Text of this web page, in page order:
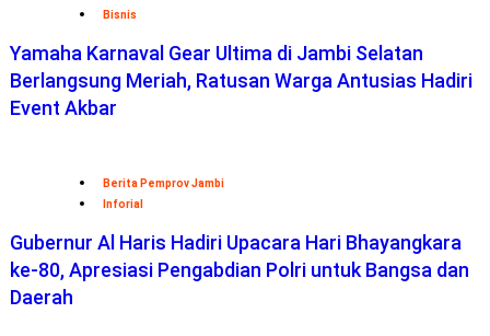
Bisnis
Yamaha Karnaval Gear Ultima di Jambi Selatan
Berlangsung Meriah, Ratusan Warga Antusias Hadiri
Event Akbar
Berita Pemprov Jambi
Inforial
Gubernur Al Haris Hadiri Upacara Hari Bhayangkara
ke-80, Apresiasi Pengabdian Polri untuk Bangsa dan
Daerah